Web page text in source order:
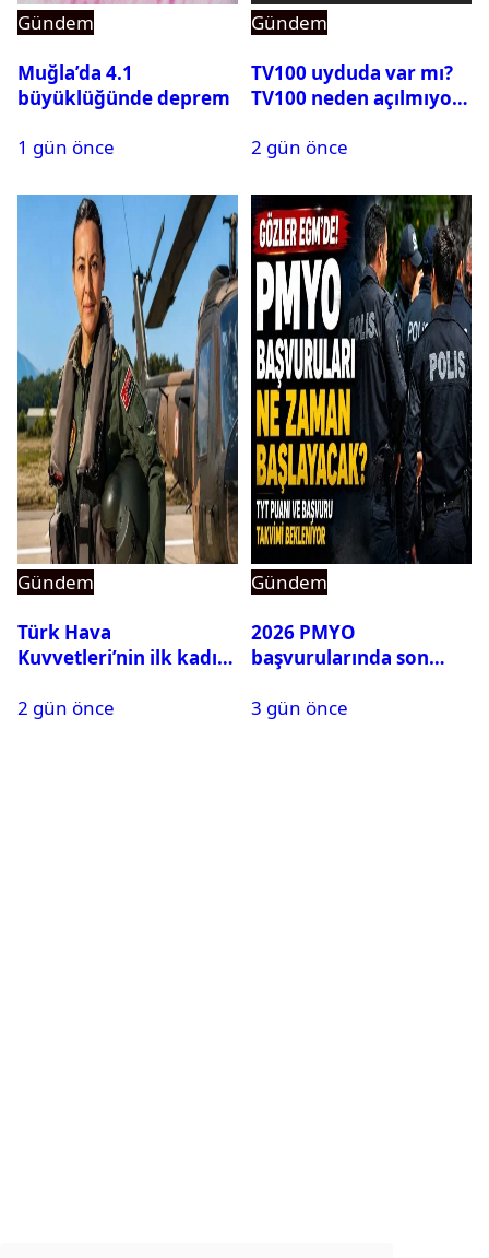
Gündem
Muğla’da 4.1
büyüklüğünde deprem
1 gün önce
Gündem
TV100 uyduda var mı?
TV100 neden açılmıyor?
2 gün önce
Gündem
Türk Hava
Kuvvetleri’nin ilk kadın
Karapınar hakkında
2 gün önce
Gündem
2026 PMYO
başvurularında son
3 gün önce